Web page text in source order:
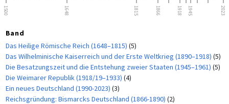
1500 1648 1815 1866 1918 1945 2023
Band
Das Heilige Römische Reich (1648–1815) (5)
Das Wilhelminische Kaiserreich und der Erste Weltkrieg (1890–1918) (5)
Die Besatzungszeit und die Entstehung zweier Staaten (1945–1961) (5)
Die Weimarer Republik (1918/19–1933) (4)
Ein neues Deutschland (1990-2023) (3)
Reichsgründung: Bismarcks Deutschland (1866-1890) (2)